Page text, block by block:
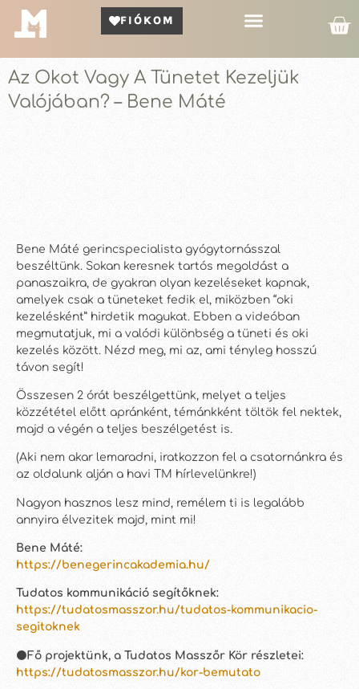
FIÓKOM
Az Okot Vagy A Tünetet Kezeljük
Valójában? – Bene Máté
Bene Máté gerincspecialista gyógytornásszal
beszéltünk. Sokan keresnek tartós megoldást a
panaszaikra, de gyakran olyan kezeléseket kapnak,
amelyek csak a tüneteket fedik el, miközben “oki
kezelésként” hirdetik magukat. Ebben a videóban
megmutatjuk, mi a valódi különbség a tüneti és oki
kezelés között. Nézd meg, mi az, ami tényleg hosszú
távon segít!
Összesen 2 órát beszélgettünk, melyet a teljes
közzététel előtt apránként, témánkként töltök fel nektek,
majd a végén a teljes beszélgetést is.
(Aki nem akar lemaradni, iratkozzon fel a csatornánkra és
az oldalunk alján a havi TM hírlevelünkre!)
Nagyon hasznos lesz mind, remélem ti is legalább
annyira élvezitek majd, mint mi!
Bene Máté:
https://benegerincakademia.hu/
Tudatos kommunikáció segítőknek:
https://tudatosmasszor.hu/tudatos-kommunikacio-
segitoknek
⚫ Fő projektünk, a Tudatos Masszőr Kör részletei:
https://tudatosmasszor.hu/kor-bemutato